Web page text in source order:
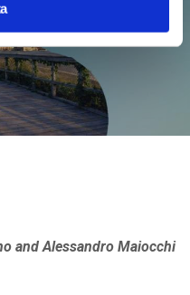
andAlessandro Maiocchi